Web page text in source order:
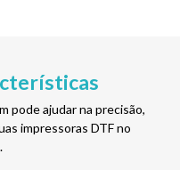
pode ajudar na precisão,
impressoras DTF no